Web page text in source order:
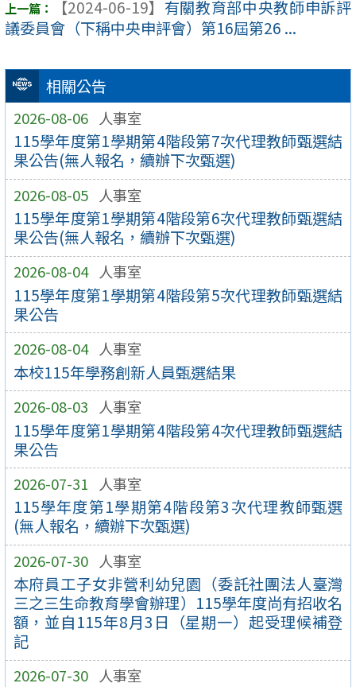
相關公告
2026-08-06 人事室
115學年度第1學期第4階段第7次代理教師甄選結
果公告(無人報名，續辦下次甄選)
2026-08-05 人事室
115學年度第1學期第4階段第6次代理教師甄選結
果公告(無人報名，續辦下次甄選)
2026-08-04 人事室
115學年度第1學期第4階段第5次代理教師甄選結
果公告
2026-08-04 人事室
本校115年學務創新人員甄選結果
2026-08-03 人事室
115學年度第1學期第4階段第4次代理教師甄選結
果公告
2026-07-31 人事室
115學年度第1學期第4階段第3次代理教師甄選
(無人報名，續辦下次甄選)
2026-07-30 人事室
本府員工子女非營利幼兒園（委託社團法人臺灣
三之三生命教育學會辦理）115學年度尚有招收名
額，並自115年8月3日（星期一）起受理候補登
記
2026-07-30 人事室
【2024-06-19】 有關教育部中央教師申訴評
議委員會（下稱中央申評會）第16屆第26 ...